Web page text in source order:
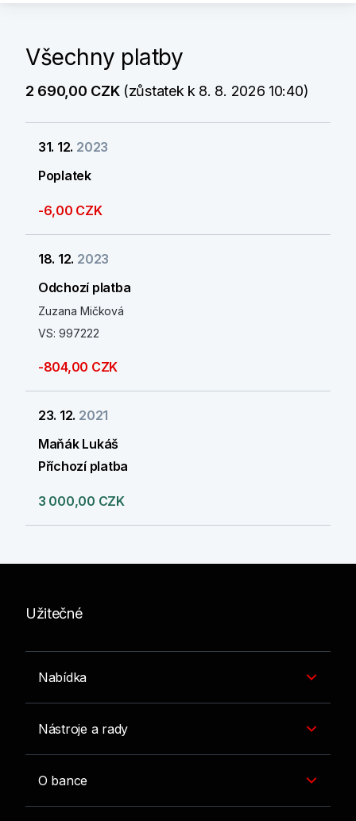
Všechny platby
2 690,00 CZK(zůstatek k 8. 8. 2026 10:40)
31. 12. 2023
Poplatek
-6,00 CZK
18. 12. 2023
Odchozí platba
Zuzana Mičková
VS: 997222
-804,00 CZK
23. 12. 2021
Maňák Lukáš
Příchozí platba
3 000,00 CZK
Užitečné
Nabídka
Nástroje a rady
O bance